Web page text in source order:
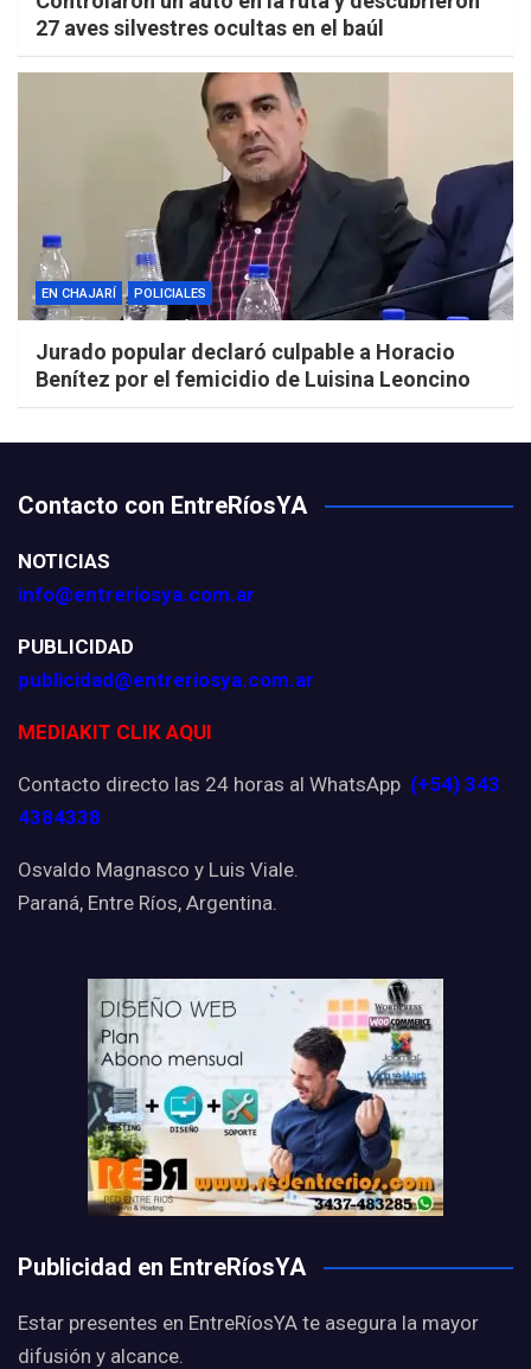
27 aves silvestres ocultas en el baúl
EN CHAJARÍ POLICIALES
Jurado popular declaró culpable a Horacio
Benítez por el femicidio de Luisina Leoncino
Contacto con EntreRíosYA
NOTICIAS
info@entreriosya.com.ar
PUBLICIDAD
publicidad@entreriosya.com.ar
MEDIAKIT CLIK AQUI
Contacto directo las 24 horas al WhatsApp (+54) 343
4384338
Osvaldo Magnasco y Luis Viale.
Paraná, Entre Ríos, Argentina.
Publicidad en EntreRíosYA
Estar presentes en EntreRíosYA te asegura la mayor
difusión y alcance.